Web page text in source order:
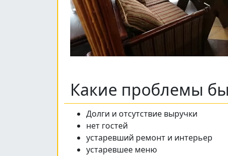
Какие проблемы
Долги и отсутствие выручки
нет гостей
устаревший ремонт и интерьер
устаревшее меню